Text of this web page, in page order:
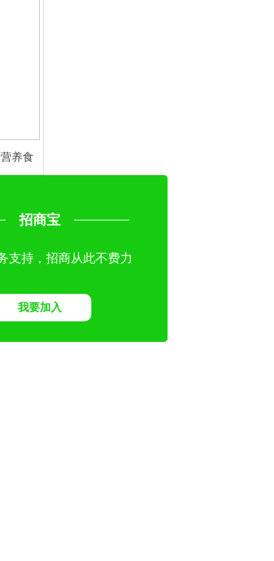
养食
招商宝
支持，招商从此不费力
我要加入